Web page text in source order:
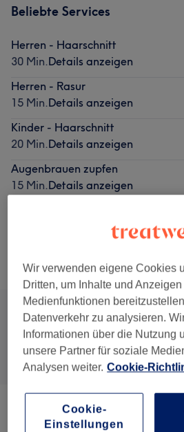
Beliebte Services
Herren - Haarschnitt
30 Min.Details anzeigen
Herren - Rasur
15 Min.Details anzeigen
Kinder - Haarschnitt
20 Min.Details anzeigen
Augenbrauen zupfen
15 Min.Details anzeigen
Details anzeigen
Alle Services
Alle Friseur
Herren - Haarschnitte & Stylings
Wir verwenden eigene Cookies
Dritten, um Inhalte und
Medienfunktionen
Datenverkehr zu analysieren.
Informationen über die Nutzung
unsere Partner für soziale
Analysen weiter. Cookie-
Cookie-
Einstellungen